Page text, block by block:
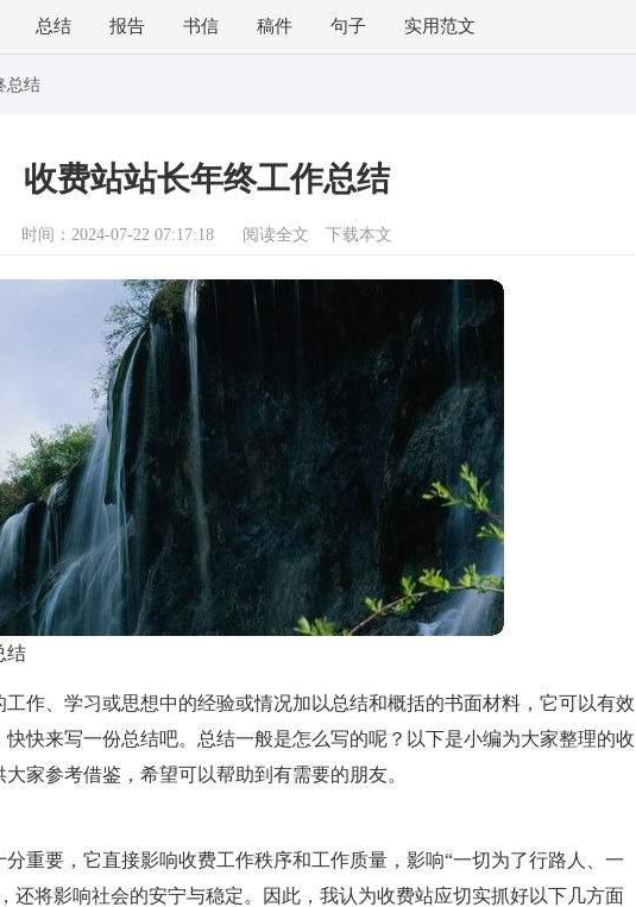
总结 报告 书信 稿件 句子 实用范文
总结
收费站站长年终工作总结
时间：2024-07-22 07:17:18 阅读全文 下载本文
结
工作、学习或思想中的经验或情况加以总结和概括的书面材料，它可以有效
快来写一份总结吧。总结一般是怎么写的呢？以下是小编为大家整理的收
家参考借鉴，希望可以帮助到有需要的朋友。
重要，它直接影响收费工作秩序和工作质量，影响“一切为了行路人、一
还将影响社会的安宁与稳定。因此，我认为收费站应切实抓好以下几方面